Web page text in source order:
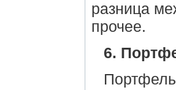
разница
прочее.
6.